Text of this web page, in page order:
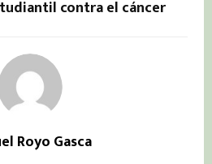
contra el cáncer
Royo Gasca